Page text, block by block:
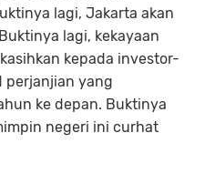
lagi, Jakarta akan
lagi, kekayaan
kepada investor-
perjanjian yang
ke depan. Buktinya
negeri ini curhat